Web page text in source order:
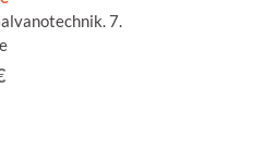
7.